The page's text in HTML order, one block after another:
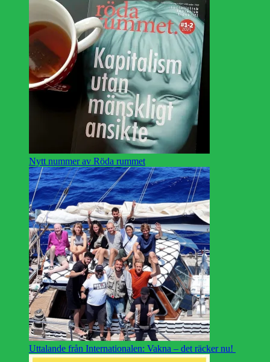
Nytt nummer av Röda rummet
Uttalande från Internationalen: Vakna – det räcker nu!